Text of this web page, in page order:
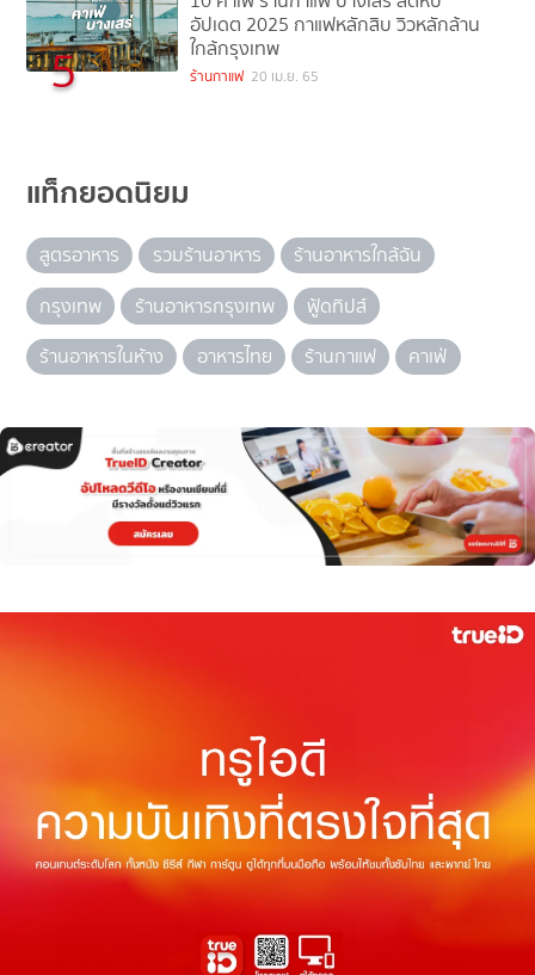
5
อัปเดต 2025 กาแฟหลักสิบ วิวหลักล้าน
ใกล้กรุงเทพ
ร้านกาแฟ 20 เม.ย. 65
แท็กยอดนิยม
สูตรอาหาร รวมร้านอาหาร
ร้านอาหารใกล้ฉัน
กรุงเทพ
ร้านอาหารกรุงเทพ
ฟู้ดทิปส์
ร้านอาหารในห้าง
อาหารไทย ร้านกาแฟ คาเฟ่